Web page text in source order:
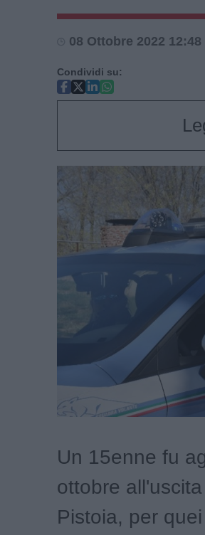
08 Ottobre 2022 12:48
Condividi su:
Un 15enne fu
ottobre
Pistoia, per